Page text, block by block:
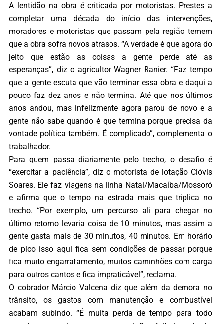
A lentidão na obra é criticada por motoristas. Prestes a
completar uma década do início das intervenções,
moradores e motoristas que passam pela região temem
que a obra sofra novos atrasos. “A verdade é que agora do
jeito que estão as coisas a gente perde até as
esperanças”, diz o agricultor Wagner Ranier. “Faz tempo
que a gente escuta que vão terminar essa obra e daqui a
pouco faz dez anos e não termina. Até que nos últimos
anos andou, mas infelizmente agora parou de novo e a
gente não sabe quando é que termina porque precisa da
vontade política também. É complicado”, complementa o
trabalhador.
Para quem passa diariamente pelo trecho, o desafio é
“exercitar a paciência”, diz o motorista de lotação Clóvis
Soares. Ele faz viagens na linha Natal/Macaíba/Mossoró
e afirma que o tempo na estrada mais que triplica no
trecho. “Por exemplo, um percurso ali para chegar no
último retorno levaria coisa de 10 minutos, mas assim a
gente gasta mais de 30 minutos, 40 minutos. Em horário
de pico isso aqui fica sem condições de passar porque
fica muito engarrafamento, muitos caminhões com carga
para outros cantos e fica impraticável”, reclama.
O cobrador Márcio Valcena diz que além da demora no
trânsito, os gastos com manutenção e combustível
acabam subindo. “É muita perda de tempo para todo